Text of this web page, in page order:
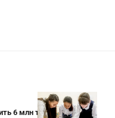
6 млн тенге